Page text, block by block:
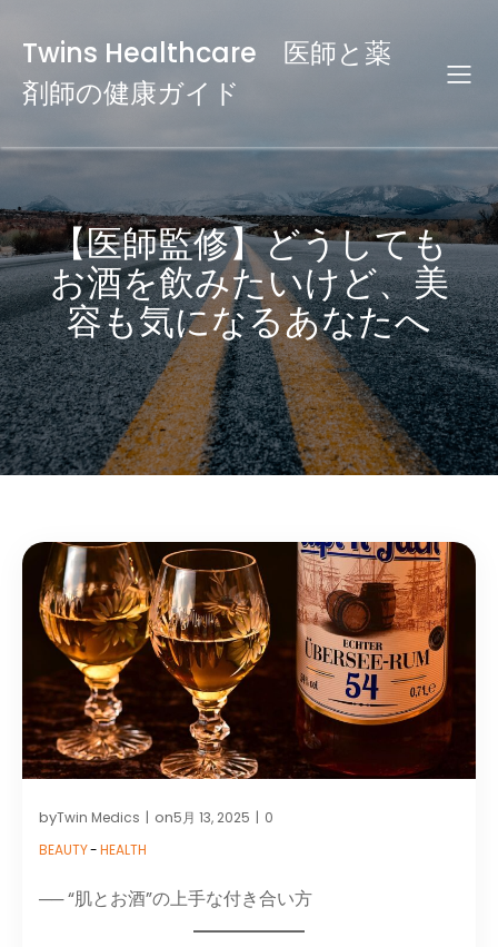
Twins Healthcare 医師と薬
剤師の健康ガイド
【医師監修】どうしても
お酒を飲みたいけど、美
容も気になるあなたへ
byTwin Medics | on5月 13, 2025 | 0
BEAUTY-HEALTH
── “肌とお酒”の上手な付き合い方